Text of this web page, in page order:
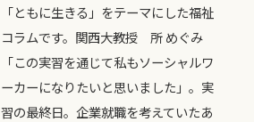
「ともに生きる」をテーマにした福祉
コラムです。関西大教授 所 めぐみ
「この実習を通じて私もソーシャルワ
ーカーになりたいと思いました」。実
習の最終日。企業就職を考えていたあ